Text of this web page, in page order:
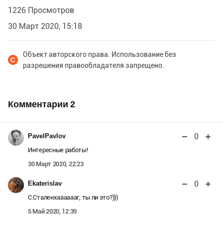
1226 Просмотров
30 Март 2020, 15:18
Объект авторского права. Использование без
разрешения правообладателя запрещено.
Комментарии 2
PavelPavlov 0
Интересные работы!
30 Март 2020, 22:23
Ekaterislav 0
С.Сталенхааааааг, ты ли это?)))
5 Май 2020, 12:39